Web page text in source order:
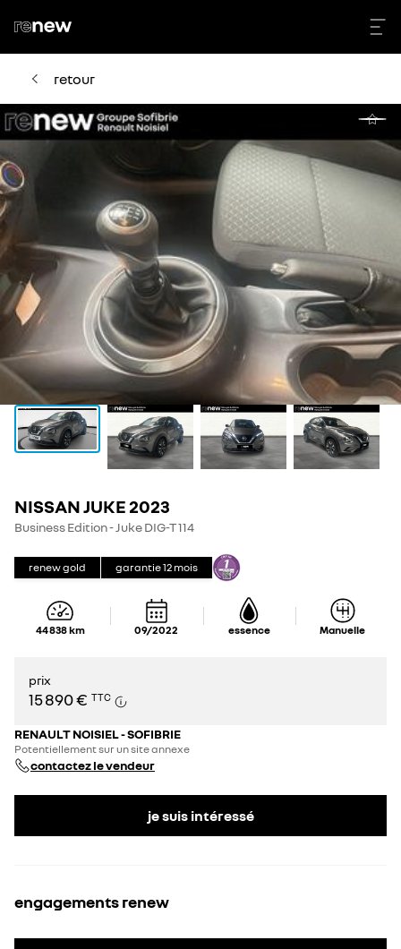
retour
NISSAN JUKE 2023
Business Edition - Juke DIG-T 114
renew gold garantie12 mois
44 838km 09/2022 essence Manuelle
prix
15 890 € TTC
RENAULT NOISIEL - SOFIBRIE
Potentiellement sur un site annexe
contactez le vendeur
je suis intéressé
engagements renew